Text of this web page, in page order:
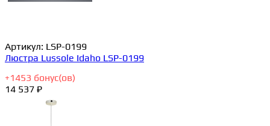
Артикул: LSP-0199
Люстра Lussole Idaho LSP-0199
+1453 бонус(ов)
14 537 ₽